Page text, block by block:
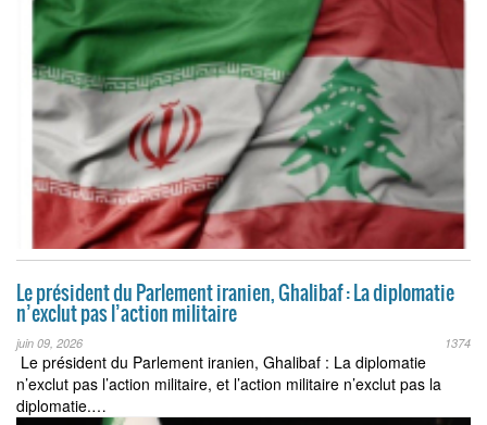
Le président du Parlement iranien, Ghalibaf : La diplomatie
n’exclut pas l’action militaire
juin 09, 2026 1374
Le président du Parlement iranien, Ghalibaf : La diplomatie
n’exclut pas l’action militaire, et l’action militaire n’exclut pas la
diplomatie.…